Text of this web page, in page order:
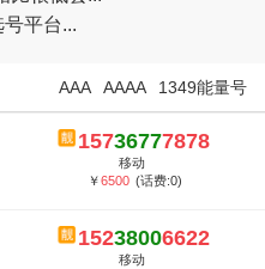
平台...
比很低会...
平台...
1349能量号
AAAA
AAA
15736777878
移动
￥6500 (话费:0)
15238006622
移动